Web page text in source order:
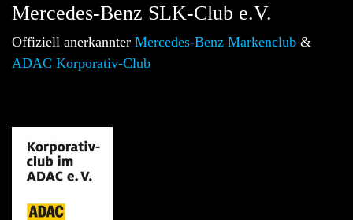
Mercedes-Benz SLK-Club e.V.
Offiziell anerkannter Mercedes-Benz Markenclub &
ADAC Korporativ-Club